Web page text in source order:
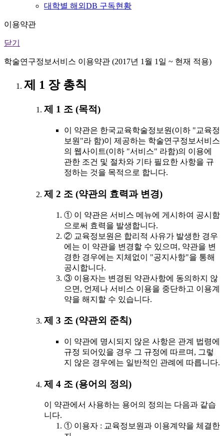
대학별 해외DB 구독현황
이용약관
닫기
학술연구정보서비스 이용약관 (2017년 1월 1일 ~ 현재 적용)
제 1 장 총칙
제 1 조 (목적)
이 약관은 한국교육학술정보원(이하 "교육정
보원"라 함)이 제공하는 학술연구정보서비스
의 웹사이트(이하 "서비스" 라함)의 이용에
관한 조건 및 절차와 기타 필요한 사항을 규
정하는 것을 목적으로 합니다.
제 2 조 (약관의 효력과 변경)
① 이 약관은 서비스 메뉴에 게시하여 공시함
으로써 효력을 발생합니다.
② 교육정보원은 합리적 사유가 발생한 경우
에는 이 약관을 변경할 수 있으며, 약관을 변
경한 경우에는 지체없이 "공지사항"을 통해
공시합니다.
③ 이용자는 변경된 약관사항에 동의하지 않
으면, 언제나 서비스 이용을 중단하고 이용계
약을 해지할 수 있습니다.
제 3 조 (약관외 준칙)
이 약관에 명시되지 않은 사항은 관계 법령에
규정 되어있을 경우 그 규정에 따르며, 그렇
지 않은 경우에는 일반적인 관례에 따릅니다.
제 4 조 (용어의 정의)
이 약관에서 사용하는 용어의 정의는 다음과 같습
니다.
① 이용자 : 교육정보원과 이용계약을 체결한